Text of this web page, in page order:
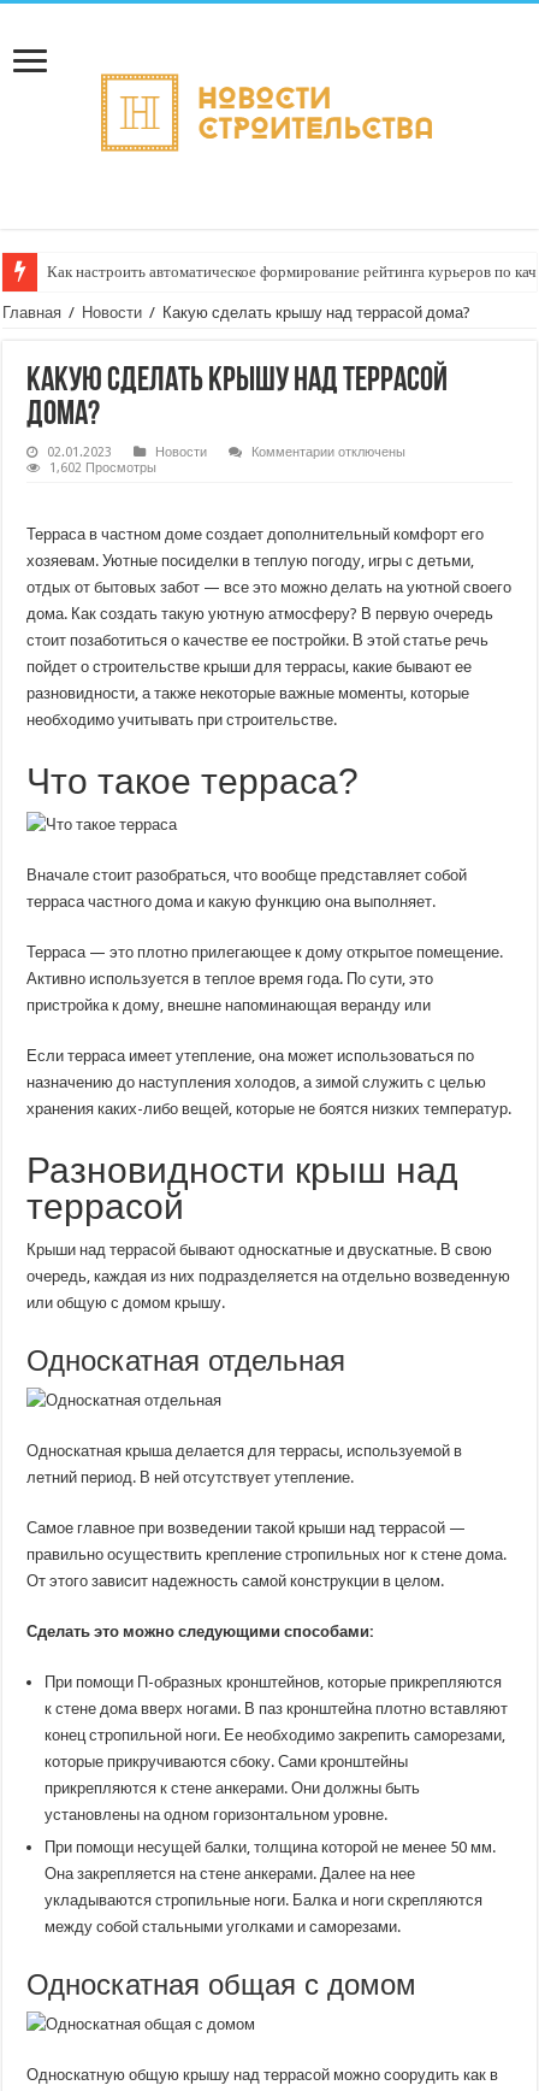
Как настроить автоматическое формирование рейтинга курьеров по
Главная / Новости / Какую сделать крышу над террасой дома?
Какую сделать крышу над террасой
дома?
02.01.2023 Новости Комментариик
над
террасой
дома?
отключены
1,602 Просмотры
Терраса в частном доме создает дополнительный комфорт его
хозяевам. Уютные посиделки в теплую погоду, игры с детьми,
отдых от бытовых забот — все это можно делать на уютной своего
дома. Как создать такую уютную атмосферу? В первую очередь
стоит позаботиться о качестве ее постройки. В этой статье речь
пойдет о строительстве крыши для террасы, какие бывают ее
разновидности, а также некоторые важные моменты, которые
необходимо учитывать при строительстве.
Что такое терраса?
Вначале стоит разобраться, что вообще представляет собой
терраса частного дома и какую функцию она выполняет.
Терраса — это плотно прилегающее к дому открытое помещение.
Активно используется в теплое время года. По сути, это
пристройка к дому, внешне напоминающая веранду или
Если терраса имеет утепление, она может использоваться по
назначению до наступления холодов, а зимой служить с целью
хранения каких-либо вещей, которые не боятся низких температур.
Разновидности крыш над
террасой
Крыши над террасой бывают односкатные и двускатные. В свою
очередь, каждая из них подразделяется на отдельно возведенную
или общую с домом крышу.
Односкатная отдельная
Односкатная крыша делается для террасы, используемой в
летний период. В ней отсутствует утепление.
Самое главное при возведении такой крыши над террасой —
правильно осуществить крепление стропильных ног к стене дома.
От этого зависит надежность самой конструкции в целом.
Сделать это можно следующими способами:
При помощи П-образных кронштейнов, которые прикрепляются
к стене дома вверх ногами. В паз кронштейна плотно вставляют
конец стропильной ноги. Ее необходимо закрепить саморезами,
которые прикручиваются сбоку. Сами кронштейны
прикрепляются к стене анкерами. Они должны быть
установлены на одном горизонтальном уровне.
При помощи несущей балки, толщина которой не менее 50 мм.
Она закрепляется на стене анкерами. Далее на нее
укладываются стропильные ноги. Балка и ноги скрепляются
между собой стальными уголками и саморезами.
Односкатная общая с домом
Односкатную общую крышу над террасой можно соорудить как в